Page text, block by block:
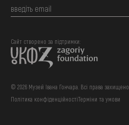
© 2026 Музей Івана Гончара. Всі права захищено.
Сайт створено за підтримки:
Політика конфіденційностіТерміни та умови